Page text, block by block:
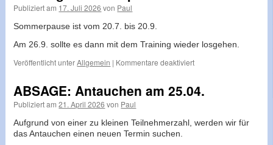
Publiziert am 17. Juli 2026 von Paul
Sommerpause ist vom 20.7. bis 20.9.
Am 26.9. sollte es dann mit dem Training wieder losgehen.
Veröffentlicht unter Allgemein | Kommentare deaktiviertfür
2026
ABSAGE: Antauchen am 25.04.
Publiziert am 21. April 2026 von Paul
Aufgrund von einer zu kleinen Teilnehmerzahl, werden wir für
das Antauchen einen neuen Termin suchen.